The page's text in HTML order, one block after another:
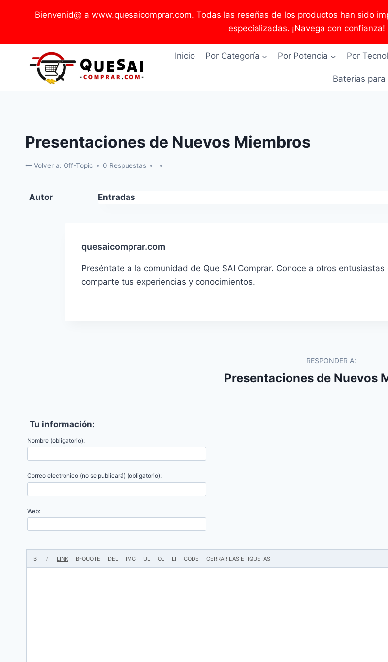
Bienvenid@ a www.quesaicomprar.com. Todas las reseñas de los productos han sido
especializadas. ¡Navega con confianza!
Inicio Por Categoría Por Potencia Por
Baterias para
Presentaciones de Nuevos Miembros
Volver a: Off-Topic 0 Respuestas
Autor Entradas
quesaicomprar.com
Preséntate a la comunidad de Que SAI Comprar. Conoce a otros
comparte tus experiencias y conocimientos.
RESPONDER A:
Presentaciones de Nuevos
Tu información:
Nombre (obligatorio):
Correo electrónico (no se publicará) (obligatorio):
Web: